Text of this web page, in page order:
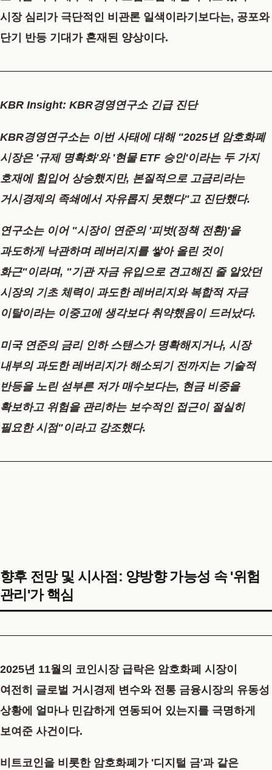
시장 심리가 극단적인 비관론 일색이라기보다는, 공포와
단기 반등 기대가 혼재된 양상이다.
KBR Insight: KBR경영연구소 긴급 진단
KBR경영연구소는 이번 사태에 대해 "2025년 암호화폐
시장은 '규제 명확화'와 '현물 ETF 승인'이라는 두 가지
호재에 힘입어 상승했지만, 본질적으로 고금리라는
거시경제의 족쇄에서 자유롭지 못했다"고 진단했다.
연구소는 이어 "시장이 연준의 '피벗(정책 전환)'을
과도하게 낙관하며 레버리지를 쌓아 올린 것이
화근"이라며, "기관 자금 유입으로 견고해진 줄 알았던
시장의 기초 체력이 과도한 레버리지와 복합적 자금
이탈이라는 이중고에 생각보다 취약했음이 드러났다.
미국 연준의 금리 인하 스탠스가 명확해지거나, 시장
내부의 과도한 레버리지가 해소되기 전까지는 기술적
반등을 노린 섣부른 저가 매수보다는, 현금 비중을
확보하고 위험을 관리하는 보수적인 접근이 절실히
필요한 시점"이라고 강조했다.
향후 전망 및 시사점: 양방향 가능성 속 '위험
관리'가 핵심
2025년 11월의 코인시장 급락은 암호화폐 시장이
여전히 글로벌 거시경제 변수와 전통 금융시장의 유동성
상황에 얼마나 민감하게 연동되어 있는지를 극명하게
보여준 사건이다.
비트코인을 비롯한 암호화폐가 '디지털 금'과 같은